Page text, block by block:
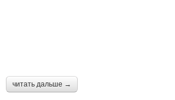
читать дальше →